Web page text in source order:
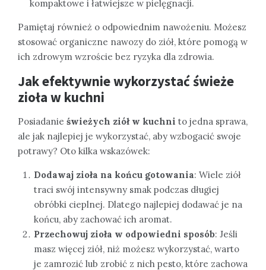
kompaktowe i łatwiejsze w pielęgnacji.
Pamiętaj również o odpowiednim nawożeniu. Możesz
stosować organiczne nawozy do ziół, które pomogą w
ich zdrowym wzroście bez ryzyka dla zdrowia.
Jak efektywnie wykorzystać świeże
zioła w kuchni
Posiadanie świeżych ziół w kuchni to jedna sprawa,
ale jak najlepiej je wykorzystać, aby wzbogacić swoje
potrawy? Oto kilka wskazówek:
Dodawaj zioła na końcu gotowania: Wiele ziół
traci swój intensywny smak podczas długiej
obróbki cieplnej. Dlatego najlepiej dodawać je na
końcu, aby zachować ich aromat.
Przechowuj zioła w odpowiedni sposób: Jeśli
masz więcej ziół, niż możesz wykorzystać, warto
je zamrozić lub zrobić z nich pesto, które zachowa